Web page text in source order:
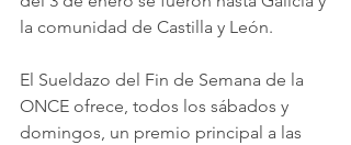
la comunidad de Castilla y León.
El Sueldazo del Fin de Semana de la
ONCE ofrece, todos los sábados y
domingos, un premio principal a las